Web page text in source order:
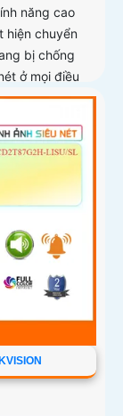
năng cao
hiện chuyển
bị chống
ở mọi điều